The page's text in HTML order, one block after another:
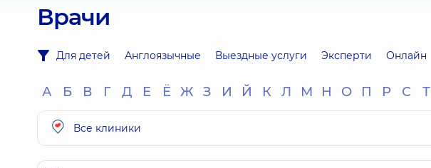
Врачи
Для детей Англоязычные Выездные услуги Эксперти Онлайн
А Б В Г Д Е Ё Ж З И Й К Л М Н О П Р С Т
Все клиники